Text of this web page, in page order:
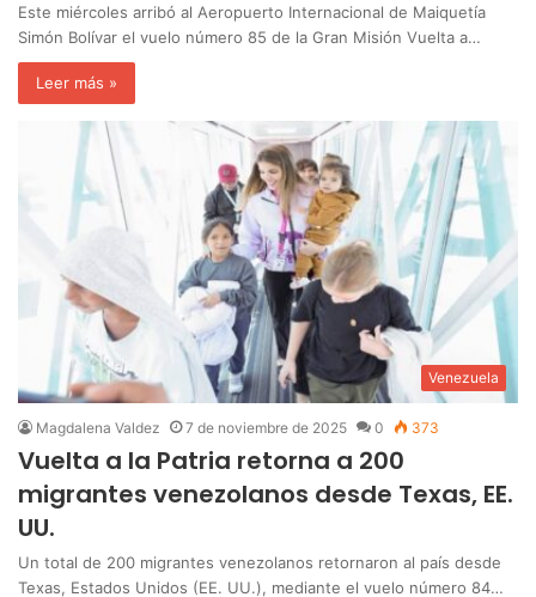
Este miércoles arribó al Aeropuerto Internacional de Maiquetía
Simón Bolívar el vuelo número 85 de la Gran Misión Vuelta a…
Leer más »
Venezuela
Magdalena Valdez 7 de noviembre de 2025 0 373
Vuelta a la Patria retorna a 200
migrantes venezolanos desde Texas, EE.
UU.
Un total de 200 migrantes venezolanos retornaron al país desde
Texas, Estados Unidos (EE. UU.), mediante el vuelo número 84…